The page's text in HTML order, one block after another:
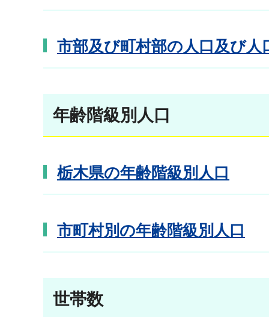
市部及び町村部の人口及び人
年齢階級別人口
栃木県の年齢階級別人口
市町村別の年齢階級別人口
世帯数